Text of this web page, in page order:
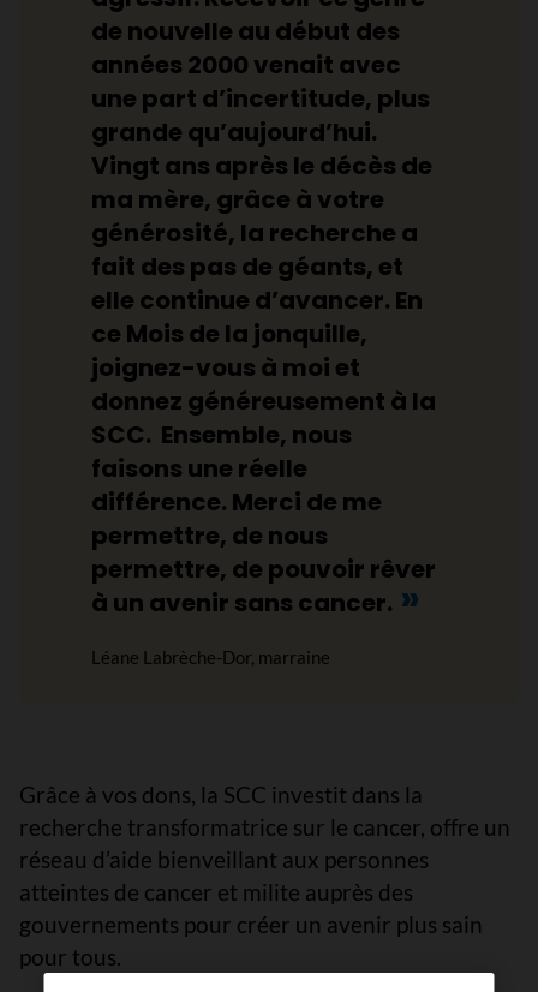
de nouvelle au début des
années 2000 venait avec
une part d’incertitude, plus
grande qu’aujourd’hui.
Vingt ans après le décès de
ma mère, grâce à votre
générosité, la recherche a
fait des pas de géants, et
elle continue d’avancer. En
ce Mois de la jonquille,
joignez-vous à moi et
donnez généreusement à la
SCC. Ensemble, nous
faisons une réelle
différence. Merci de me
permettre, de nous
permettre, de pouvoir rêver
à un avenir sans cancer.
Léane Labrèche-Dor, marraine
Grâce à vos dons, la SCC investit dans la
recherche transformatrice sur le cancer, offre un
réseau d’aide bienveillant aux personnes
atteintes de cancer et milite auprès des
gouvernements pour créer un avenir plus sain
pour tous.